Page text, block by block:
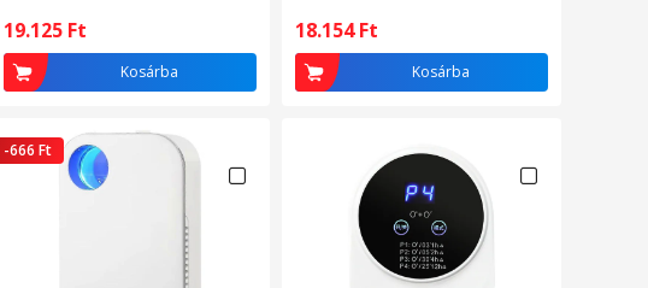
19.125 Ft
Kosárba
18.154Ft
Kosárba
-666 Ft